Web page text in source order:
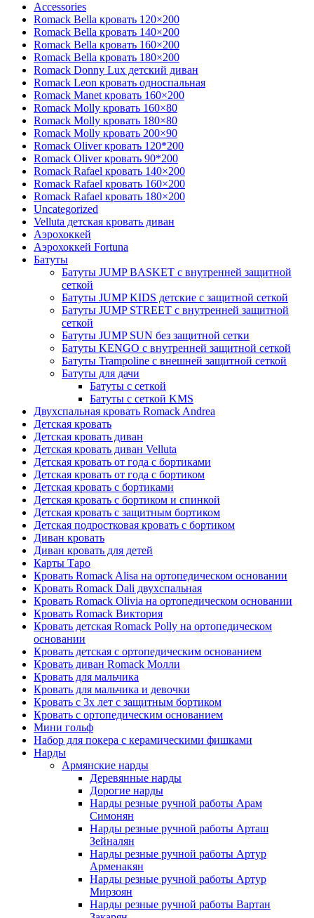
Accessories
Romack Bella кровать 120×200
Romack Bella кровать 140×200
Romack Bella кровать 160×200
Romack Bella кровать 180×200
Romack Donny Lux детский диван
Romack Leon кровать односпальная
Romack Manet кровать 160×200
Romack Molly кровать 160×80
Romack Molly кровать 180×80
Romack Molly кровать 200×90
Romack Oliver кровать 120*200
Romack Oliver кровать 90*200
Romack Rafael кровать 140×200
Romack Rafael кровать 160×200
Romack Rafael кровать 180×200
Uncategorized
Velluta детская кровать диван
Аэрохоккей
Аэрохоккей Fortuna
Батуты
Батуты JUMP BASKET с внутренней защитной
сеткой
Батуты JUMP KIDS детские с защитной сеткой
Батуты JUMP STREET с внутренней защитной
сеткой
Батуты JUMP SUN без защитной сетки
Батуты KENGO с внутренней защитной сеткой
Батуты Trampoline с внешней защитной сеткой
Батуты для дачи
Батуты с сеткой
Батуты с сеткой KMS
Двухспальная кровать Romack Andrea
Детская кровать
Детская кровать диван
Детская кровать диван Velluta
Детская кровать от года с бортиками
Детская кровать от года с бортиком
Детская кровать с бортиками
Детская кровать с бортиком и спинкой
Детская кровать с защитным бортиком
Детская подростковая кровать с бортиком
Диван кровать
Диван кровать для детей
Карты Таро
Кровать Romack Alisa на ортопедическом основании
Кровать Romack Dali двухспальная
Кровать Romack Olivia на ортопедическом основании
Кровать Romack Виктория
Кровать детская Romack Polly на ортопедическом
основании
Кровать детская с ортопедическим основанием
Кровать диван Romack Молли
Кровать для мальчика
Кровать для мальчика и девочки
Кровать с 3х лет с защитным бортиком
Кровать с ортопедическим основанием
Мини гольф
Набор для покера с керамическими фишками
Нарды
Армянские нарды
Деревянные нарды
Дорогие нарды
Нарды резные ручной работы Арам
Симонян
Нарды резные ручной работы Арташ
Зейналян
Нарды резные ручной работы Артур
Арменакян
Нарды резные ручной работы Артур
Мирзоян
Нарды резные ручной работы Вартан